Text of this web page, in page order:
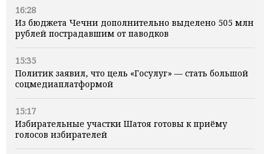
16:28
Из бюджета Чечни дополнительно выделено 505 млн
рублей пострадавшим от паводков
15:35
Политик заявил, что цель «Госулуг» — стать большой
соцмедиаплатформой
15:17
Избирательные участки Шатоя готовы к приёму
голосов избирателей